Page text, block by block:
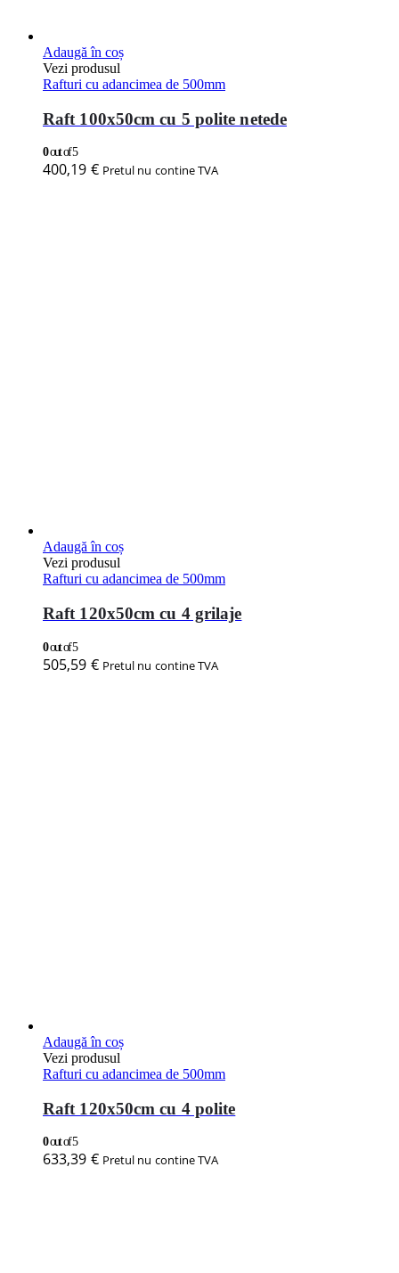
Adaugă în coș
Vezi produsul
Rafturi cu adancimea de 500mm
Raft 100x50cm cu 5 polite netede
0out of 5
400,19 € Pretul nu contine TVA
Adaugă în coș
Vezi produsul
Rafturi cu adancimea de 500mm
Raft 120x50cm cu 4 grilaje
0out of 5
505,59 € Pretul nu contine TVA
Adaugă în coș
Vezi produsul
Rafturi cu adancimea de 500mm
Raft 120x50cm cu 4 polite
0out of 5
633,39 € Pretul nu contine TVA